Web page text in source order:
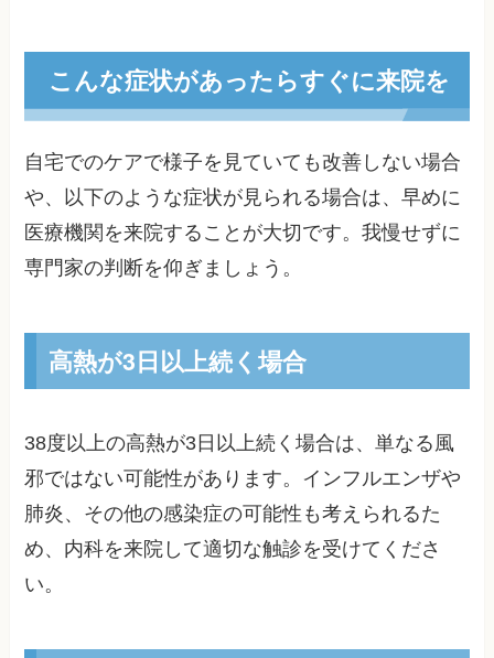
こんな症状があったらすぐに来院を
自宅でのケアで様子を見ていても改善しない場合
や、以下のような症状が見られる場合は、早めに
医療機関を来院することが大切です。我慢せずに
専門家の判断を仰ぎましょう。
高熱が3日以上続く場合
38度以上の高熱が3日以上続く場合は、単なる風
邪ではない可能性があります。インフルエンザや
肺炎、その他の感染症の可能性も考えられるた
め、内科を来院して適切な触診を受けてくださ
い。